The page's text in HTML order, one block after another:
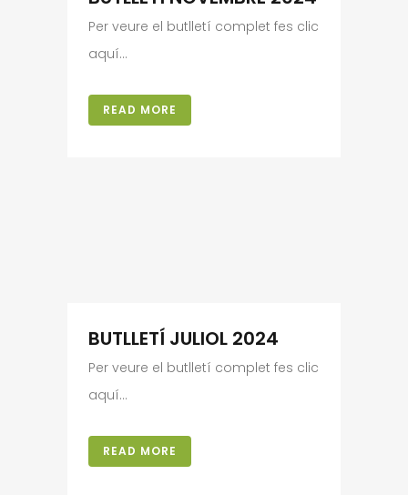
Per veure el butlletí complet fes clic
aquí...
READ MORE
BUTLLETÍ JULIOL 2024
Per veure el butlletí complet fes clic
aquí...
READ MORE